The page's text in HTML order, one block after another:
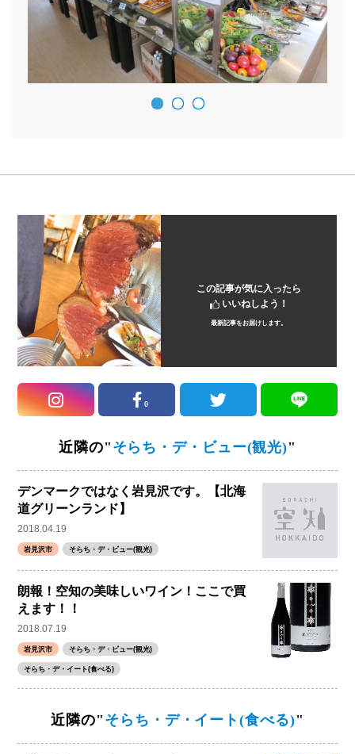
この記事が気に入ったら
いいねしよう！
最新記事をお届けします。
0
近隣の" そらち・デ・ビュー(観光)"
デンマークではなく岩見沢です。【北海
道グリーンランド】
2018.04.19
岩見沢市 そらち・デ・ビュー(観光)
朗報！空知の美味しいワイン！ここで買
えます！！
2018.07.19
岩見沢市 そらち・デ・ビュー(観光)
そらち・デ・イート(食べる)
近隣の" そらち・デ・イート(食べる)"